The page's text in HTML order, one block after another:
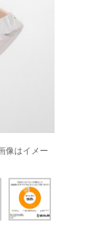
像はイメー